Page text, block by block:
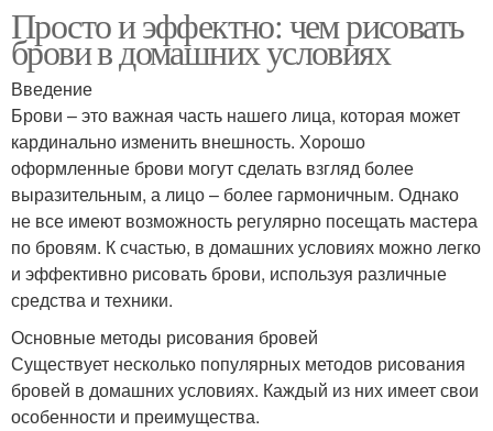
Просто и эффектно: чем рисовать
брови в домашних условиях
Введение
Брови – это важная часть нашего лица, которая может
кардинально изменить внешность. Хорошо
оформленные брови могут сделать взгляд более
выразительным, а лицо – более гармоничным. Однако
не все имеют возможность регулярно посещать мастера
по бровям. К счастью, в домашних условиях можно легко
и эффективно рисовать брови, используя различные
средства и техники.
Основные методы рисования бровей
Существует несколько популярных методов рисования
бровей в домашних условиях. Каждый из них имеет свои
особенности и преимущества.